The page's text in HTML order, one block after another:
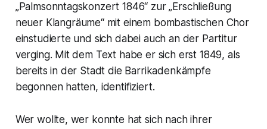
„Palmsonntagskonzert 1846“ zur„Erschließung
neuer Klangräume“ mit einem bombastischen Chor
einstudierte und sich dabei auch an der Partitur
verging. Mit dem Text habe er sich erst 1849, als
bereits in der Stadt die Barrikadenkämpfe
begonnen hatten, identifiziert.
Wer wollte, wer konnte hat sich nach ihrer